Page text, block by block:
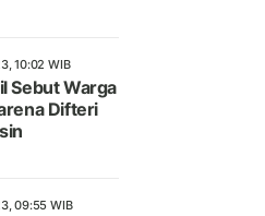
10:02 WIB
Sebut Warga
Difteri
09:55 WIB